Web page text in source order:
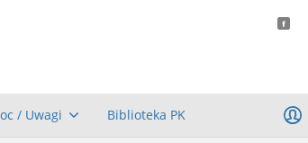
/ Uwagi Biblioteka PK